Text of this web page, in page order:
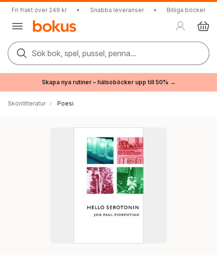
Fri frakt över 249 kr • Snabba leveranser • Billiga böcker
Sök bok, spel, pussel, penna...
Skapa nya rutiner – hälsoböcker upp till 50% →
Skönlitteratur Poesi